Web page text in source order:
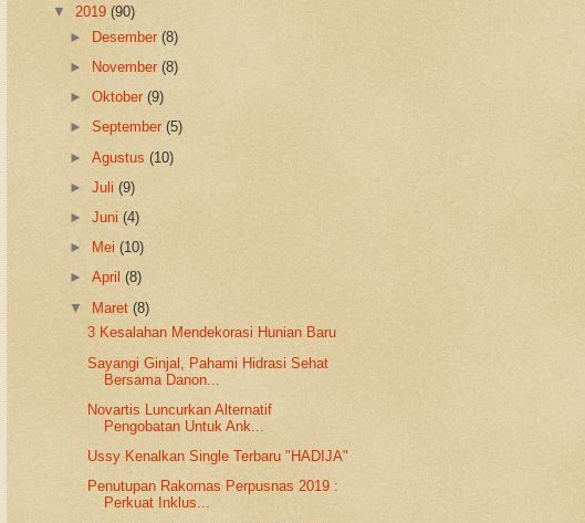
▼ 2019 (90)
► Desember(8)
►
November(8)
►Oktober(9)
►September(5)
►Agustus(10)
►Juli(9)
►Juni(4)
►
Mei(10)
►April(8)
▼ Maret(8)
3 Kesalahan Mendekorasi Hunian Baru
Sayangi Ginjal, Pahami Hidrasi Sehat
Bersama Danon...
Novartis Luncurkan Alternatif
Pengobatan Untuk Ank...
Ussy Kenalkan Single Terbaru "HADIJA"
Penutupan Rakornas Perpusnas 2019 :
Perkuat Inklus...